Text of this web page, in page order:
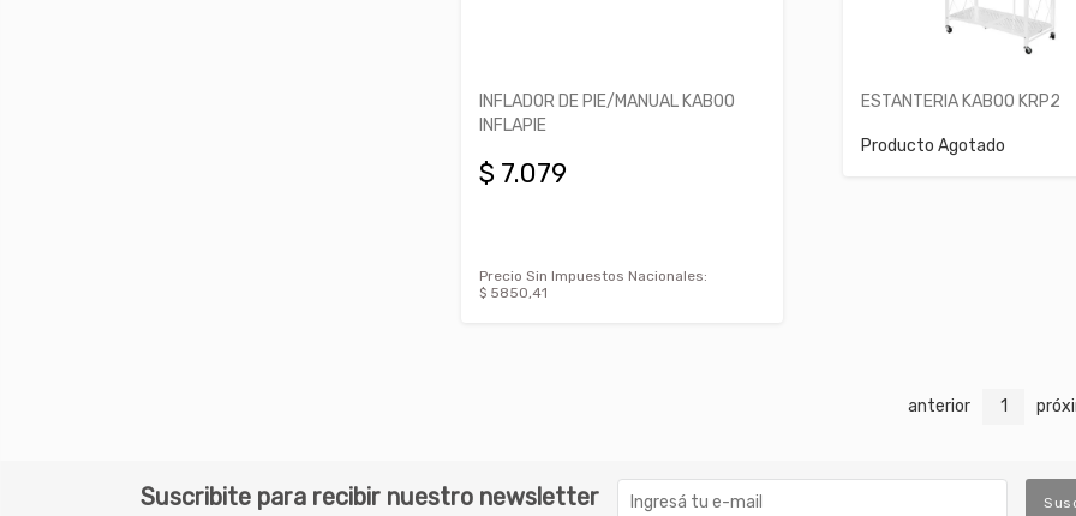
INFLADOR DE PIE/MANUAL KABOO
INFLAPIE
$ 7.079
Precio Sin Impuestos Nacionales:
$ 5850,41
ESTANTERIA KABOO KRP2
Producto Agotado
anterior 1
Suscribite para recibir nuestro newsletter